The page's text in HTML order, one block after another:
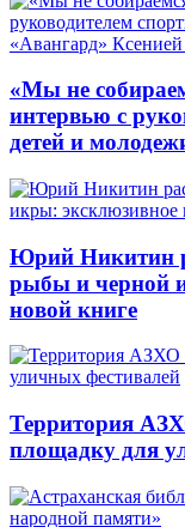
«Мы не
интервью с
детей и
Юрий Никитин
рыбы и черной
новой книге
Территория
площадку для